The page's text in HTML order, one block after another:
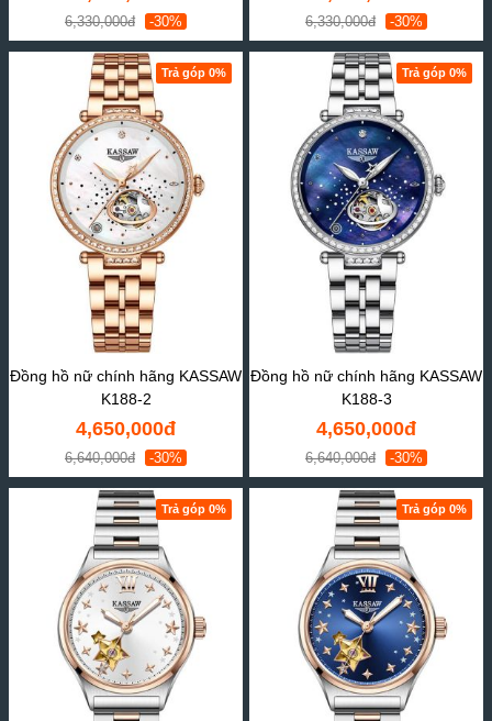
6,330,000đ -30% 6,330,000đ -30%
Trả góp 0%
Đồng hồ nữ chính hãng KASSAW
K188-2
4,650,000đ
6,640,000đ -30%
Trả góp 0%
Đồng hồ nữ chính hãng KASSAW
K188-3
4,650,000đ
6,640,000đ -30%
Trả góp 0% Trả góp 0%